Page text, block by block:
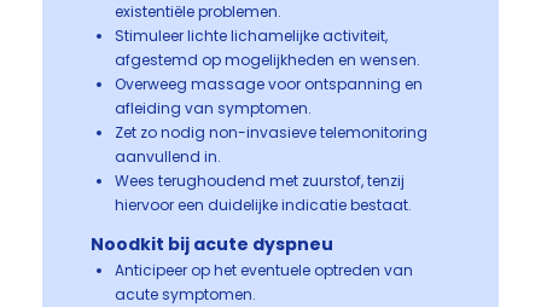
existentiële problemen.
Stimuleer lichte lichamelijke activiteit,
afgestemd op mogelijkheden en wensen.
Overweeg massage voor ontspanning en
afleiding van symptomen.
Zet zo nodig non-invasieve telemonitoring
aanvullend in.
Wees terughoudend met zuurstof, tenzij
hiervoor een duidelijke indicatie bestaat.
Noodkit bij acute dyspneu
Anticipeer op het eventuele optreden van
acute symptomen.